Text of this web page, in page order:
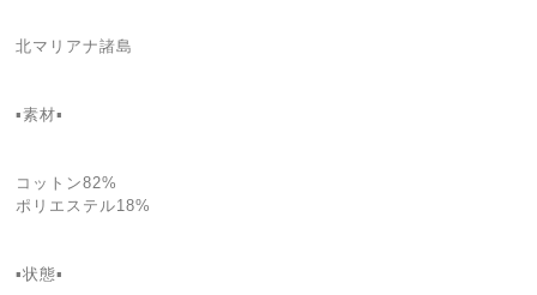
北マリアナ諸島
▪️素材▪️
コットン82%
ポリエステル18%
▪️状態▪️